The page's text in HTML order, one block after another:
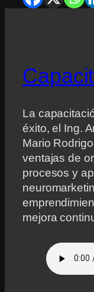
La
éxito, el Ing.
Mario
ventajas de
procesos y
mejora